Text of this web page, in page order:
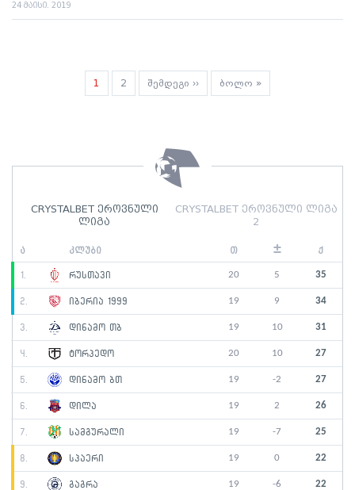
CRYSTALBET ეროვნული
ლიგა
CRYSTALBET ეროვნული ლიგა
2
ა კლუბი თ ± ქ
1. რუსთავი 20 5 35
2. იბერია 1999 19 9 34
3. დინამო თბ 19 10 31
4. ტორპედო 20 10 27
5. დინამო ბთ 19 -2 27
6. დილა 19 2 26
7. სამგურალი 19 -7 25
8. სპაერი 19 0 22
9. გაგრა 19 -6 22
24 მაისი. 2019
PaginationCurrent
page
1 გვერდი
2
Next
page
შემდეგი ››
Last
page
ბოლო »